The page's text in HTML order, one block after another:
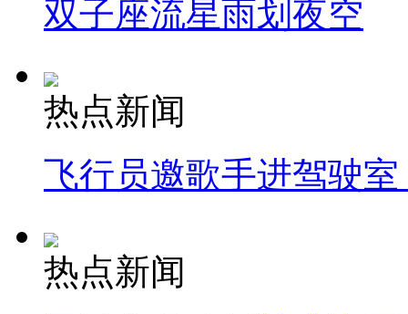
双子座流星雨划夜空
热点新闻
飞行员邀歌手进驾驶
热点新闻